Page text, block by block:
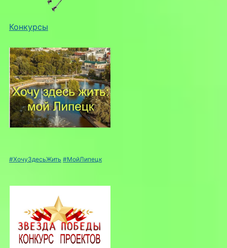
Конкурсы
#ХочуЗдесьЖить #МойЛипецк